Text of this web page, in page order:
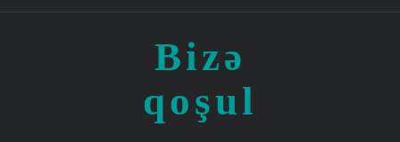
Bizə
qoşul